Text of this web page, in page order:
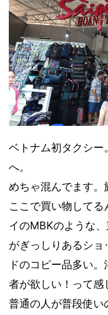
ベトナム初タクシー
へ。
めちゃ混んでます。
ここで買い物して
イのMBKのような
がぎっしりあるシ
ドのコピー品多い
者が欲しい！って感
普通の人が普段使い